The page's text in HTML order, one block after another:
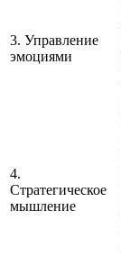
3. Управление
эмоциями
4.
Стратегическое
мышление